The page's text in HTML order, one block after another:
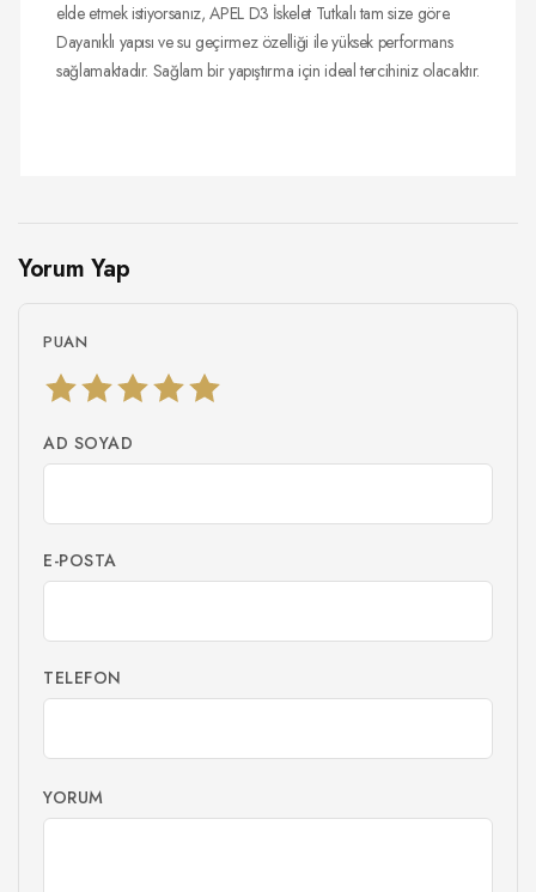
elde etmek istiyorsanız, APEL D3 İskelet Tutkalı tam size göre.
Dayanıklı yapısı ve su geçirmez özelliği ile yüksek performans
sağlamaktadır. Sağlam bir yapıştırma için ideal tercihiniz olacaktır.
Yorum Yap
PUAN
AD SOYAD
E-POSTA
TELEFON
YORUM